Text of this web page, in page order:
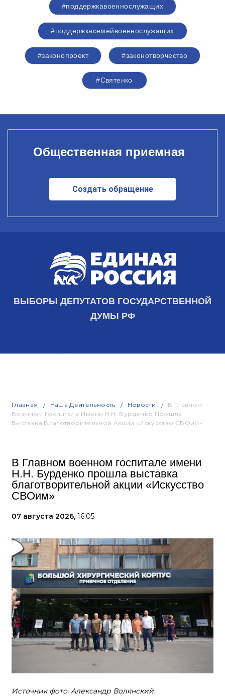
#поддержкавоеннослужащих
#поддержкасемейвоеннослужащих
#законопроект #законотворчество
#Святенко
Общественная приемная
Создать обращение
ВЫБОРЫ ДЕПУТАТОВ ГОСУДАРСТВЕННОЙ
ДУМЫ РФ
Главная Наша Деятельность Новости
В Главном
Военном Госпитале Имени Н.Н. Бурденко Прошла
Выставка Благотворительной Акции «Искусство СВОим»
В Главном военном госпитале имени
Н.Н. Бурденко прошла выставка
благотворительной акции «Искусство
СВОим»
07 августа 2026, 16:05
Источник фото: Александр Волянский